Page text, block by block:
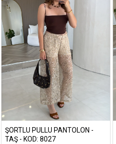
ŞORTLU PULLU PANTOLON -
TAŞ - KOD: 8027